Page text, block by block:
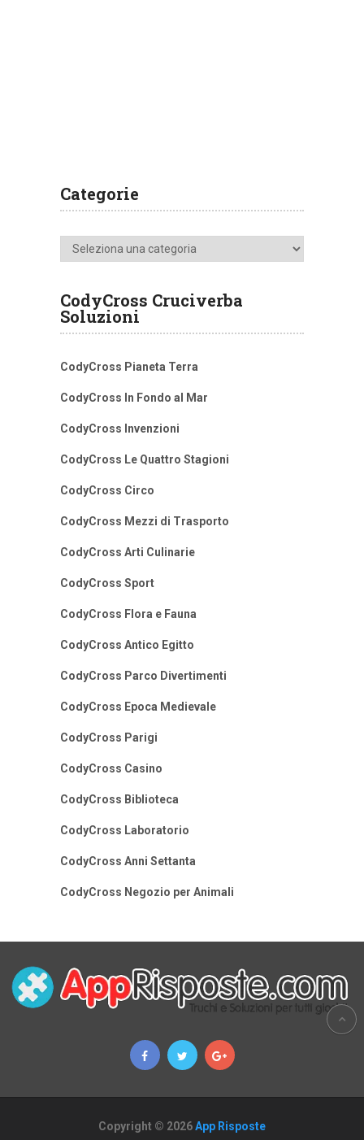
Categorie
Categorie
CodyCross Cruciverba
Soluzioni
CodyCross Pianeta Terra
CodyCross In Fondo al Mar
CodyCross Invenzioni
CodyCross Le Quattro Stagioni
CodyCross Circo
CodyCross Mezzi di Trasporto
CodyCross Arti Culinarie
CodyCross Sport
CodyCross Flora e Fauna
CodyCross Antico Egitto
CodyCross Parco Divertimenti
CodyCross Epoca Medievale
CodyCross Parigi
CodyCross Casino
CodyCross Biblioteca
CodyCross Laboratorio
CodyCross Anni Settanta
CodyCross Negozio per Animali
Copyright © 2026App Risposte